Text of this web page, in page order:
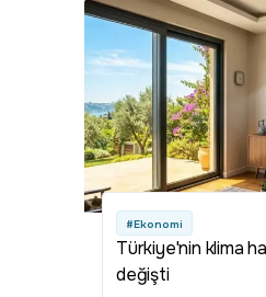
#Ekonomi
Türkiye'nin klima
değişti